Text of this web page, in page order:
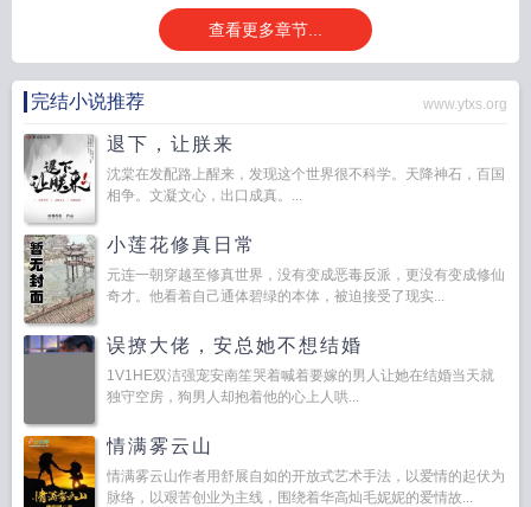
查看更多章节...
完结小说推荐 www.ytxs.org
退下，让朕来
沈棠在发配路上醒来，发现这个世界很不科学。天降神石，百国
相争。文凝文心，出口成真。...
小莲花修真日常
元连一朝穿越至修真世界，没有变成恶毒反派，更没有变成修仙
奇才。他看着自己通体碧绿的本体，被迫接受了现实...
误撩大佬，安总她不想结婚
1V1HE双洁强宠安南笙哭着喊着要嫁的男人让她在结婚当天就
独守空房，狗男人却抱着他的心上人哄...
情满雾云山
情满雾云山作者用舒展自如的开放式艺术手法，以爱情的起伏为
脉络，以艰苦创业为主线，围绕着华高灿毛妮妮的爱情故...